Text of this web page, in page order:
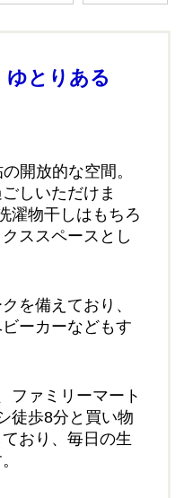
ゆとりある
開放的な空間。
しいただけま
濯物干しはもちろ
ススペースとし
を備えており、
ーカーなどもす
ファミリーマート
徒歩8分と買い物
おり、毎日の生